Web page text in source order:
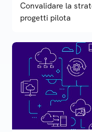
Convalidare la
progetti pilota